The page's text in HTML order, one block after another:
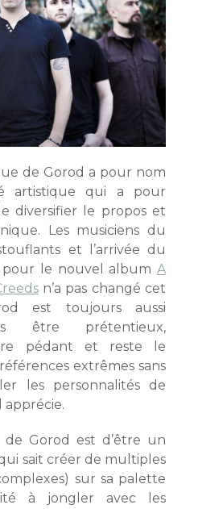
de Gorod a pour nom
artistique qui a pour
diversifier le propos et
Les musiciens du
et l’arrivée du
pour le nouvel album A
n’a pas changé cet
est toujours aussi
être prétentieux,
pédant et reste le
extrêmes sans
les personnalités de
apprécie.
Gorod est d’être un
sait créer de multiples
sur sa palette
à jongler avec les